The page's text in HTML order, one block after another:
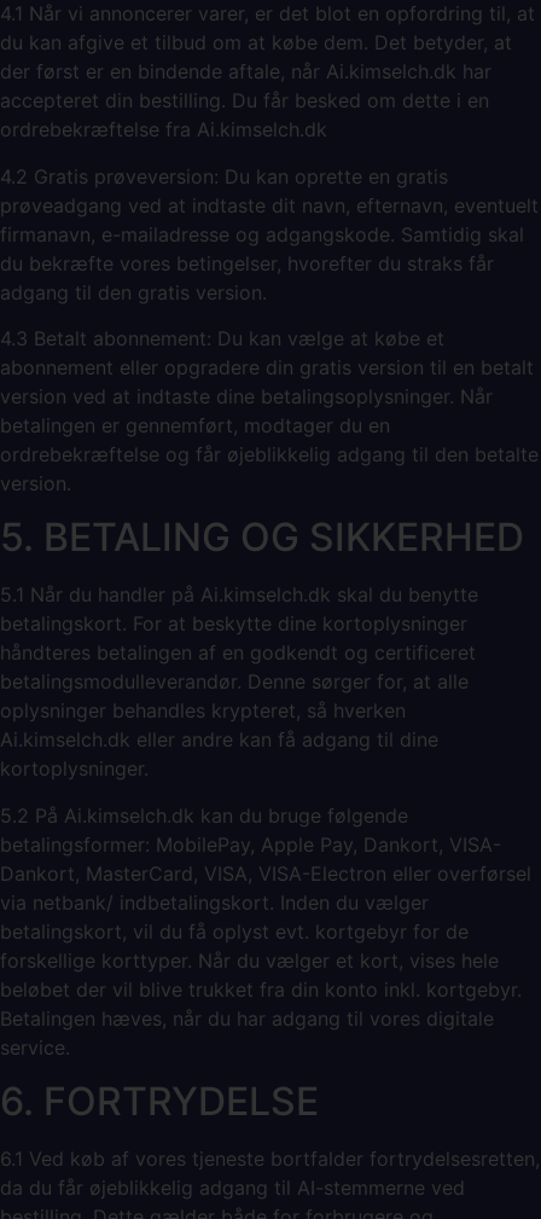
4.1 Når vi annoncerer varer, er det blot en opfordring til, at
du kan afgive et tilbud om at købe dem. Det betyder, at
der først er en bindende aftale, når Ai.kimselch.dk har
accepteret din bestilling. Du får besked om dette i en
ordrebekræftelse fra Ai.kimselch.dk
4.2 Gratis prøveversion: Du kan oprette en gratis
prøveadgang ved at indtaste dit navn, efternavn, eventuelt
firmanavn, e-mailadresse og adgangskode. Samtidig skal
du bekræfte vores betingelser, hvorefter du straks får
adgang til den gratis version.
4.3 Betalt abonnement: Du kan vælge at købe et
abonnement eller opgradere din gratis version til en betalt
version ved at indtaste dine betalingsoplysninger. Når
betalingen er gennemført, modtager du en
ordrebekræftelse og får øjeblikkelig adgang til den betalte
version.
5. BETALING OG SIKKERHED
5.1 Når du handler på Ai.kimselch.dk skal du benytte
betalingskort. For at beskytte dine kortoplysninger
håndteres betalingen af en godkendt og certificeret
betalingsmodulleverandør. Denne sørger for, at alle
oplysninger behandles krypteret, så hverken
Ai.kimselch.dk eller andre kan få adgang til dine
kortoplysninger.
5.2 På Ai.kimselch.dk kan du bruge følgende
betalingsformer: MobilePay, Apple Pay, Dankort, VISA-
Dankort, MasterCard, VISA, VISA-Electron eller overførsel
via netbank/ indbetalingskort. Inden du vælger
betalingskort, vil du få oplyst evt. kortgebyr for de
forskellige korttyper. Når du vælger et kort, vises hele
beløbet der vil blive trukket fra din konto inkl. kortgebyr.
Betalingen hæves, når du har adgang til vores digitale
service.
6. FORTRYDELSE
6.1 Ved køb af vores tjeneste bortfalder fortrydelsesretten,
da du får øjeblikkelig adgang til AI-stemmerne ved